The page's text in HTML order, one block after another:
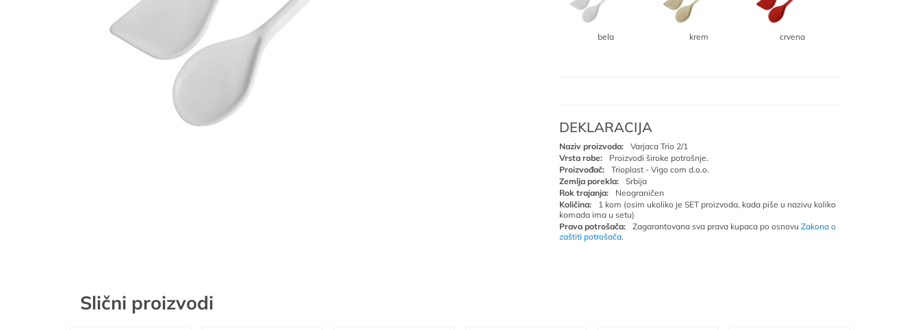
bela krem crvena
DEKLARACIJA
Naziv proizvoda:
Varjaca Trio 2/1
Vrsta robe:
Proizvodi široke potrošnje.
Proizvođač:
Trioplast - Vigo com d.o.o.
Zemlja porekla:
Srbija
Rok trajanja:
Neograničen
Količina:
1 kom (osim ukoliko je SET proizvoda, kada piše u nazivu koliko
komada ima u setu)
Prava potrošača:
Zagarantovana sva prava kupaca po osnovu Zakona o
zaštiti potrošača.
Slični proizvodi